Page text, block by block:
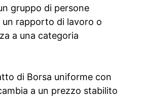
gruppo di persone
un rapporto di lavoro o
a una categoria
di Borsa uniforme con
a un prezzo stabilito